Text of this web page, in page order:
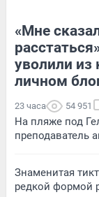
«Мне
уволили из
личном
23 часа 54 951
На пляже под
преподаватель
Знаменитая
редкой формой